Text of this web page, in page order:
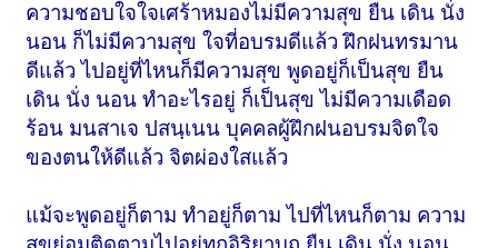
ความชอบใจใจเศร้าหมองไม่มีความสุข ยืน เดิน นั่ง
นอน ก็ไม่มีความสุข ใจที่อบรมดีแล้ว ฝึกฝนทรมาน
ดีแล้ว ไปอยู่ที่ไหนก็มีความสุข พูดอยู่ก็เป็นสุข ยืน
เดิน นั่ง นอน ทำอะไรอยู่ ก็เป็นสุข ไม่มีความเดือด
ร้อน มนสาเจ ปสนฺเนน บุคคลผู้ฝึกฝนอบรมจิตใจ
ของตนให้ดีแล้ว จิตผ่องใสแล้ว
แม้จะพูดอยู่ก็ตาม ทำอยู่ก็ตาม ไปที่ไหนก็ตาม ความ